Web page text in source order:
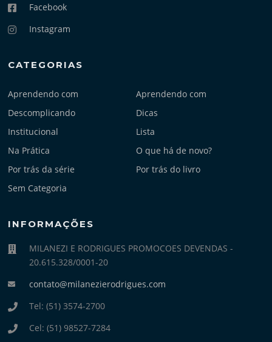
Facebook
Instagram
CATEGORIAS
Aprendendo com
Aprendendo com
Descomplicando
Dicas
Institucional
Lista
Na Prática
O que há de novo?
Por trás da série
Por trás do livro
Sem Categoria
INFORMAÇÕES
MILANEZI E RODRIGUES PROMOCOES DEVENDAS -
20.615.328/0001-20
contato@milanezierodrigues.com
Tel: (51) 3574-2700
Cel: (51) 98527-7284